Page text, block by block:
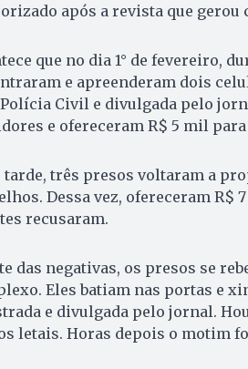
após a revista que
que no dia 1° de fevereiro,
e apreenderam dois
Civil e divulgada pelo
e ofereceram R$ 5 mil
tarde, três presos voltaram a
Dessa vez, ofereceram R$
recusaram.
das negativas, os presos se
Eles batiam nas portas e
e divulgada pelo jornal.
letais. Horas depois o motim